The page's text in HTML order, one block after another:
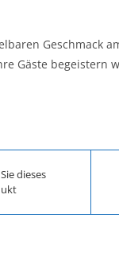
Geschmack
Gäste
dieses